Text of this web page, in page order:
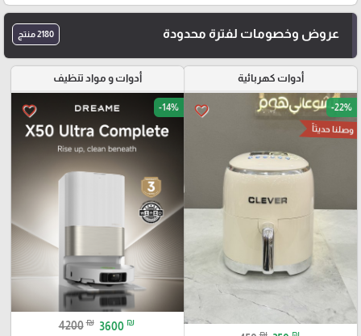
عروض وخصومات لفترة محدودة 2180 منتج
أدوات كهربائية
favorite_border -22%
وصلنا حديثاً
أدوات و مواد تنظيف
favorite_border -14%
4200 ₪ 3600 ₪